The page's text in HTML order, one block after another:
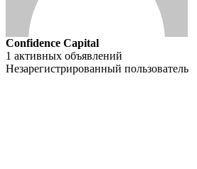
Confidence Capital
1 активных объявлений
Незарегистрированный пользователь